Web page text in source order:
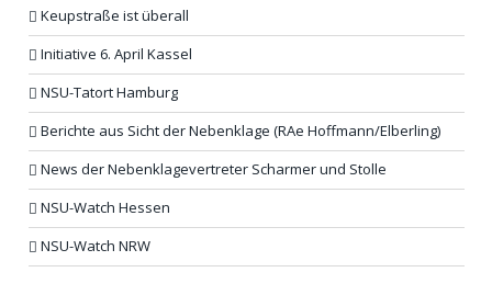
Keupstraße ist überall
Initiative 6. April Kassel
NSU-Tatort Hamburg
Berichte aus Sicht der Nebenklage (RAe Hoffmann/Elberling)
News der Nebenklagevertreter Scharmer und Stolle
NSU-Watch Hessen
NSU-Watch NRW